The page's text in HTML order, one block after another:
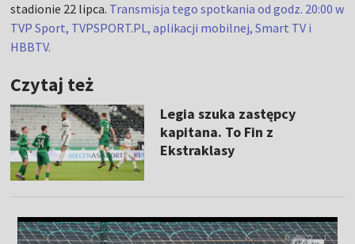
stadionie 22 lipca. Transmisja tego spotkania od godz. 20:00 w
TVP Sport, TVPSPORT.PL, aplikacji mobilnej, Smart TV i
HBBTV.
Czytaj też
Legia szuka zastępcy
kapitana. To Fin z
Ekstraklasy